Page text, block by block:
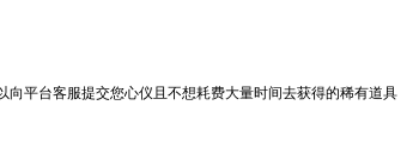
向平台客服提交您心仪且不想耗费大量时间去获得的稀有道具